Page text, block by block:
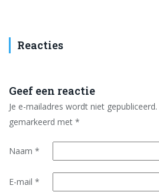
Reacties
Geef een reactie
Je e-mailadres wordt niet gepubliceerd.
gemarkeerd met *
Naam *
E-mail *